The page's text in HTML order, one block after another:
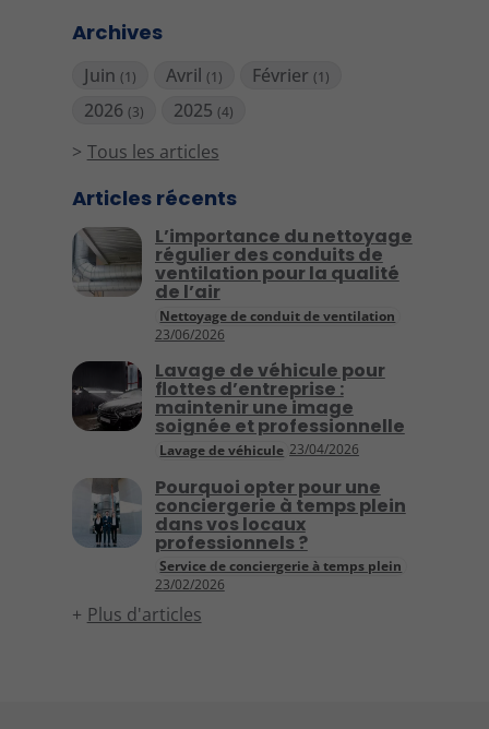
Archives
Juin (1) Avril(1) Février(1)
2026 (3) 2025(4)
Tous les articles
Articles récents
Nettoyage de conduit de ventilation
23/06/2026
L’importance du nettoyage
régulier des conduits de
ventilation pour la qualité
de l’air
Lavage de véhicule 23/04/2026
Lavage de véhicule pour
flottes d’entreprise :
maintenir une image
soignée et professionnelle
Service de conciergerie à temps plein
23/02/2026
Pourquoi opter pour une
conciergerie à temps plein
dans vos locaux
professionnels ?
Plus d'articles